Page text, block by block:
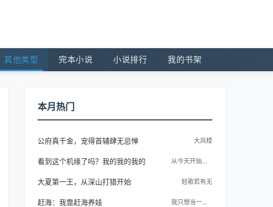
其他类型 完本小说 小说排行 我的书架
本月热门
公府真千金，宠得首辅肆无忌惮 大风楼
看到这个机缘了吗？我的我的我的 从今天开始当神豪
大夏第一王，从深山打猎开始 轻歌若有无
赶海：我靠赶海养娃 我只想当一名肥宅